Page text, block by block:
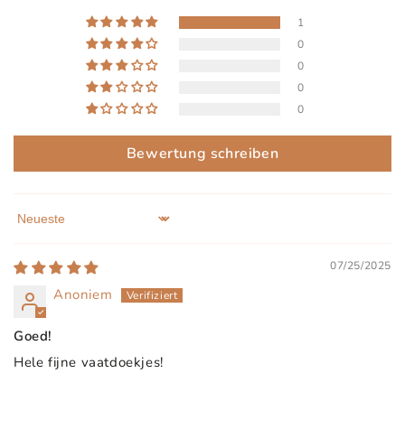
1
0
0
0
0
Bewertung schreiben
Sort by
07/25/2025
Anoniem
Goed!
Hele fijne vaatdoekjes!